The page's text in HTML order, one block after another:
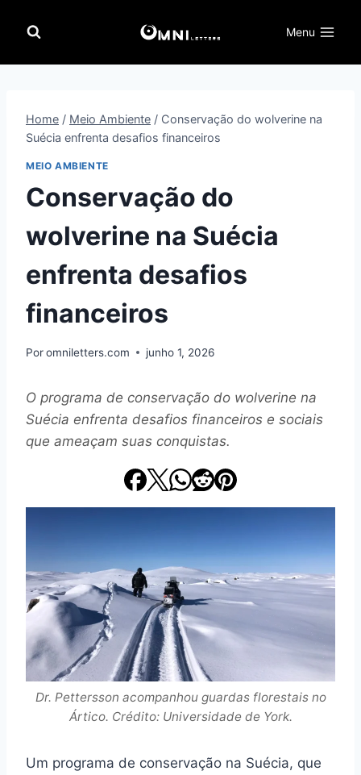
para
Menu
Home / Meio Ambiente / Conservação do wolverine na
Suécia enfrenta desafios financeiros
MEIO AMBIENTE
Conservação do
wolverine na Suécia
enfrenta desafios
financeiros
Poromniletters.com junho 1, 2026
O programa de conservação do wolverine na
Suécia enfrenta desafios financeiros e sociais
que ameaçam suas conquistas.
Dr. Pettersson acompanhou guardas florestais no
Ártico. Crédito: Universidade de York.
Um programa de conservação na Suécia, que